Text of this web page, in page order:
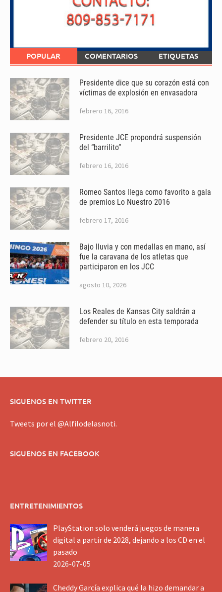
POPULAR COMENTARIOS ETIQUETAS
Presidente dice que su corazón está con
víctimas de explosión en envasadora
febrero 16, 2016
Presidente JCE propondrá suspensión
del “barrilito”
febrero 16, 2016
Romeo Santos llega como favorito a gala
de premios Lo Nuestro 2016
febrero 17, 2016
Bajo lluvia y con medallas en mano, así
fue la caravana de los atletas que
participaron en los JCC
agosto 10, 2026
Los Reales de Kansas City saldrán a
defender su título en esta temporada
febrero 20, 2016
SIGUENOS EN TWITTER
Tweets por el @Alfilodelasnoti.
SIGUENOS EN FACEBOOK
ENTRETENIMIENTOS
PlayStation solo venderá juegos de manera
digital a partir de 2028, dejando a los CD en el
pasado
2026-07-05
Cheddy García explica qué la hizo demandar a